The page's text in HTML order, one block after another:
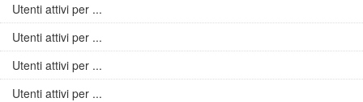
Utenti attivi per ...
Utenti attivi per ...
Utenti attivi per ...
Utenti attivi per ...